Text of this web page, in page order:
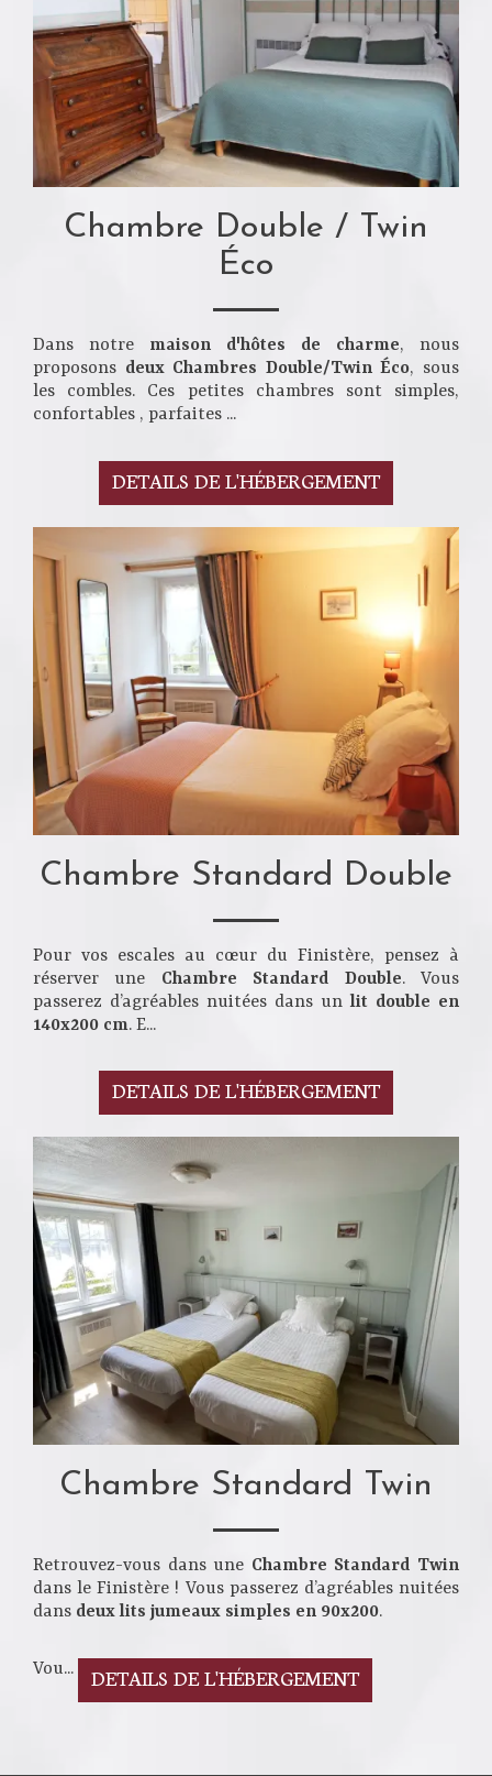
Chambre Double / Twin
Éco
Dans notre maison d'hôtes de charme, nous
proposons deux Chambres Double/Twin Éco, sous
les combles. Ces petites chambres sont simples,
confortables , parfaites ...
DETAILS DE L'HÉBERGEMENT
Chambre Standard Double
Pour vos escales au cœur du Finistère, pensez à
réserver une Chambre Standard Double. Vous
passerez d’agréables nuitées dans un lit double en
140x200 cm. E...
DETAILS DE L'HÉBERGEMENT
Chambre Standard Twin
Retrouvez-vous dans une Chambre Standard Twin
dans le Finistère ! Vous passerez d’agréables nuitées
dans deux lits jumeaux simples en 90x200.
Vou... DETAILS DE L'HÉBERGEMENT